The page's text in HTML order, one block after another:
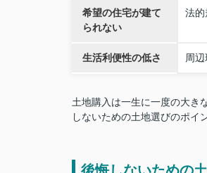
希望の住宅が建て
られない
法的
生活利便性の低さ 周
土地購入は一生に一度の大き
しないための土地選びのポイ